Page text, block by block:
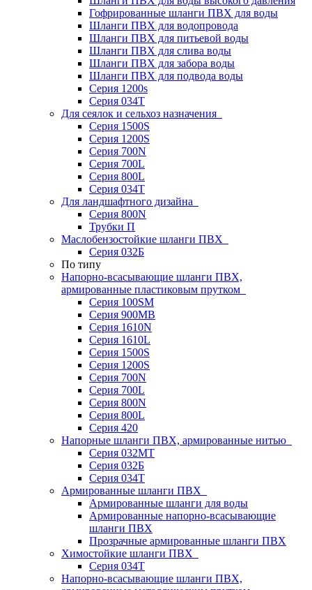
Гофрированные шланги ПВХ для воды
Шланги ПВХ для водопровода
Шланги ПВХ для питьевой воды
Шланги ПВХ для слива воды
Шланги ПВХ для забора воды
Шланги ПВХ для подвода воды
Серия 1200s
Серия 034Т
Для сеялок и сельхоз назначения
Серия 1500S
Серия 1200S
Серия 700N
Серия 700L
Серия 800L
Серия 034T
Для ландшафтного дизайна
Серия 800N
Трубки П
Маслобензостойкие шланги ПВХ
Серия 032Б
По типу
Напорно-всасывающие шланги ПВХ,
армированные пластиковым прутком
Серия 100SM
Серия 900MB
Серия 1610N
Серия 1610L
Серия 1500S
Серия 1200S
Серия 700N
Серия 700L
Серия 800N
Серия 800L
Серия 420
Напорные шланги ПВХ, армированные нитью
Серия 032МТ
Серия 032Б
Серия 034Т
Армированные шланги ПВХ
Армированные шланги для воды
Армированные напорно-всасывающие
шланги ПВХ
Прозрачные армированные шланги ПВХ
Химостойкие шланги ПВХ
Серия 034Т
Напорно-всасывающие шланги ПВХ,